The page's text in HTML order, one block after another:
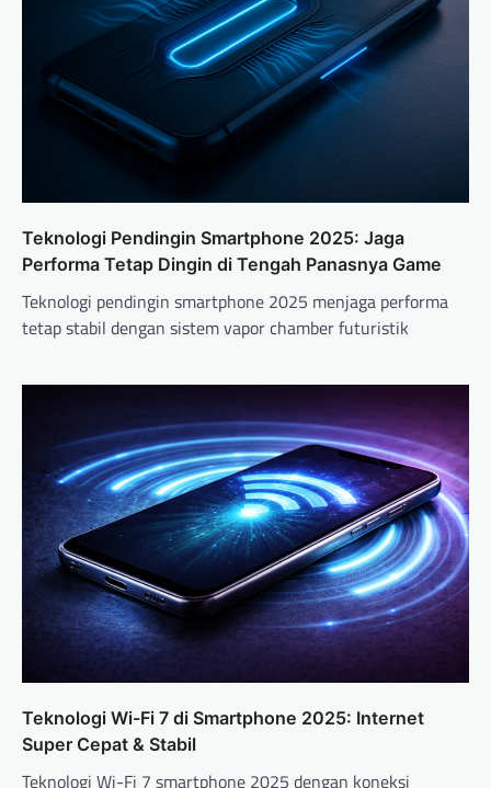
Teknologi Pendingin Smartphone 2025: Jaga
Performa Tetap Dingin di Tengah Panasnya Game
Teknologi pendingin smartphone 2025 menjaga performa
tetap stabil dengan sistem vapor chamber futuristik
Teknologi Wi-Fi 7 di Smartphone 2025: Internet
Super Cepat & Stabil
Teknologi Wi-Fi 7 smartphone 2025 dengan koneksi